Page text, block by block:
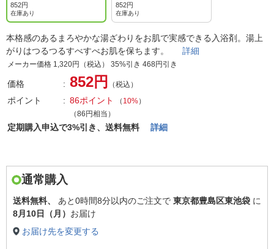
852円
在庫あり
852円
在庫あり
本格感のあるまろやかな湯ざわりをお肌で実感できる入浴剤。湯上
がりはつるつるすべすべお肌を保ちます。 詳細
メーカー価格 1,320円（税込） 35%引き 468円引き
価格 852円 （税込）
ポイント 86ポイント （ 10%）
（86円相当）
定期購入申込で3%引き、送料無料 詳細
通常購入
送料無料、 あと0時間8分以内のご注文で 東京都豊島区東池袋 に
8月10日（月） お届け
お届け先を変更する